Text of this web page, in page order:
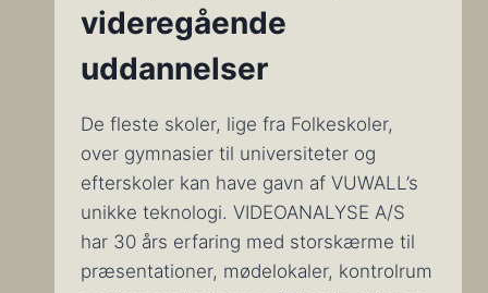
videregående
uddannelser
De fleste skoler, lige fra Folkeskoler,
over gymnasier til universiteter og
efterskoler kan have gavn af VUWALL’s
unikke teknologi. VIDEOANALYSE A/S
har 30 års erfaring med storskærme til
præsentationer, mødelokaler, kontrolrum